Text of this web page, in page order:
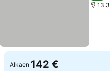
Alkaen 142 €